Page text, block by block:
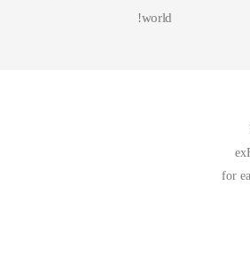
for
world!